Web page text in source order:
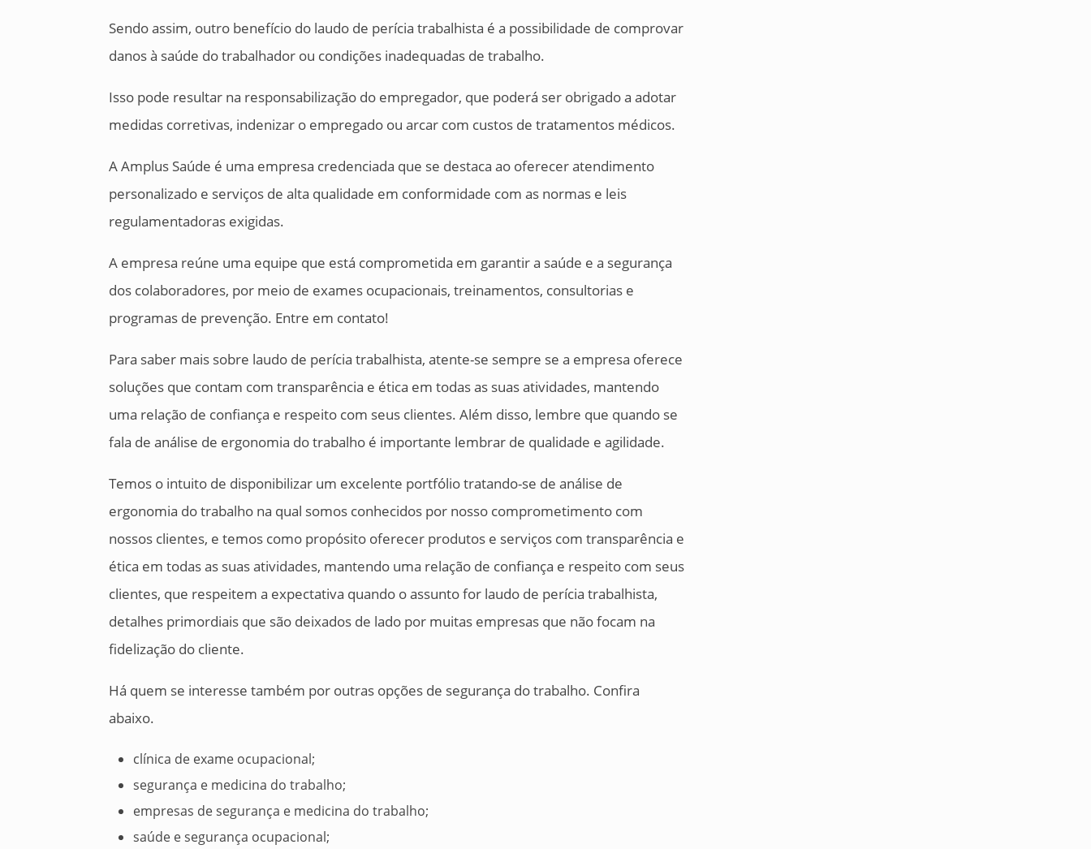
Sendo assim, outro benefício do laudo de perícia trabalhista é a possibilidade de comprovar
danos à saúde do trabalhador ou condições inadequadas de trabalho.
Isso pode resultar na responsabilização do empregador, que poderá ser obrigado a adotar
medidas corretivas, indenizar o empregado ou arcar com custos de tratamentos médicos.
A Amplus Saúde é uma empresa credenciada que se destaca ao oferecer atendimento
personalizado e serviços de alta qualidade em conformidade com as normas e leis
regulamentadoras exigidas.
A empresa reúne uma equipe que está comprometida em garantir a saúde e a segurança
dos colaboradores, por meio de exames ocupacionais, treinamentos, consultorias e
programas de prevenção. Entre em contato!
Para saber mais sobre laudo de perícia trabalhista, atente-se sempre se a empresa oferece
soluções que contam com transparência e ética em todas as suas atividades, mantendo
uma relação de confiança e respeito com seus clientes. Além disso, lembre que quando se
fala de análise de ergonomia do trabalho é importante lembrar de qualidade e agilidade.
Temos o intuito de disponibilizar um excelente portfólio tratando-se de análise de
ergonomia do trabalho na qual somos conhecidos por nosso comprometimento com
nossos clientes, e temos como propósito oferecer produtos e serviços com transparência e
ética em todas as suas atividades, mantendo uma relação de confiança e respeito com seus
clientes, que respeitem a expectativa quando o assunto for laudo de perícia trabalhista,
detalhes primordiais que são deixados de lado por muitas empresas que não focam na
fidelização do cliente.
Há quem se interesse também por outras opções de segurança do trabalho. Confira
abaixo.
clínica de exame ocupacional;
segurança e medicina do trabalho;
empresas de segurança e medicina do trabalho;
saúde e segurança ocupacional;